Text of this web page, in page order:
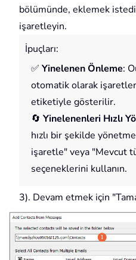
bölümünde, eklemek
işaretleyin.
İpuçları:
✅ Yinelenen Önleme:
otomatik olarak
etiketiyle gösterilir.
🔄 Yinelenenleri Hızlı
hızlı bir şekilde
işaretle" veya "Mevcut
seçeneklerini kullanın.
3). Devam etmek için